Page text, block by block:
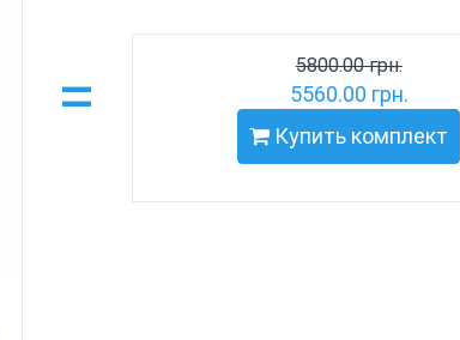
= 5800.00 грн.
5560.00 грн.
Купить комплект